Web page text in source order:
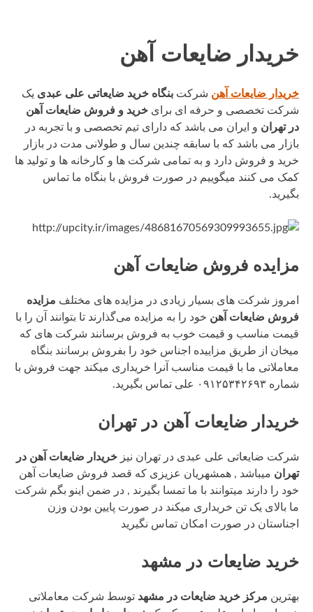
خریدار ضایعات آهن
خریدار ضایعات آهن شرکت بنگاه خرید ضایعاتی علی عبدی یک
شرکت تخصصی و حرفه ای برای خرید و فروش ضایعات آهن
در تهران و ایران می باشد که دارای تیم تخصصی و با تجربه در
بازار می باشد که با سابقه چندین سال و طولانی‌ مدت در بازار
خرید و فروش دارد و به تمامی شرکت ها و کارخانه ها و تولید ها
کمک می کنند میگوییم در صورت فروش با بنگاه ما تماس
بگیرید.
مزایده فروش ضایعات آهن
امروز شرکت های بسیار زیادی در مزایده های مختلف مزایده
فروش ضایعات آهن خود را به مزایده می‌گذارند تا بتوانند آن را با
قیمت مناسب و قیمت خوب به فروش برسانند شرکت های که
میخان از طریق مزاییده اجناس خود را بفروش برسانند بنگاه
معاملاتی ما با قیمت مناسب آنرا خریداری میکند جهت فروش با
شماره ۰۹۱۲۵۳۴۲۶۹۳ علی تماس بگیرید.
خریدار ضایعات آهن در تهران
شرکت ضایعاتی علی عبدی در تهران نیز خریدار ضایعات آهن در
تهران میباشد , همشهریان عزیزی که قصد فروش ضایعات آهن
خود را دارند میتوانند با ما تمسا بگیرند , در ضمن اینو بگم شرکت
ما بالای یک تن خریداری میکند در صورت پایین بودن وزن
اجناستان در صورت امکان تماس نگیرید
خرید ضایعات در مشهد
بهترین مرکز خرید ضایعات در مشهد توسط شرکت معاملاتی